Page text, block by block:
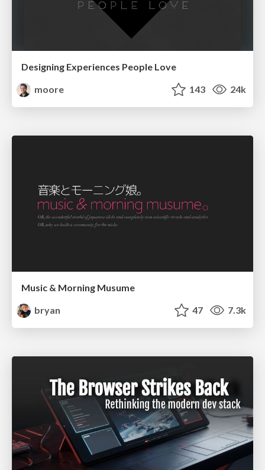
Designing Experiences People Love
moore
143 24k
Music & Morning Musume
bryan
47 7.3k